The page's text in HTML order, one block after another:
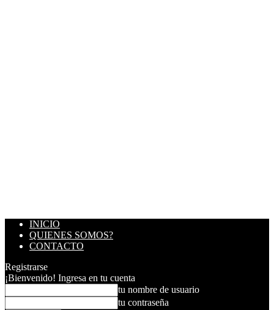
INICIO
QUIENES SOMOS?
CONTACTO
Registrarse
¡Bienvenido! Ingresa en tu cuenta
tu nombre de usuario
tu contraseña